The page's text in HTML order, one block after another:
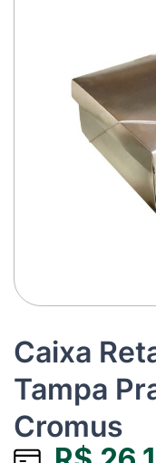
Caixa
Tampa
Cromus